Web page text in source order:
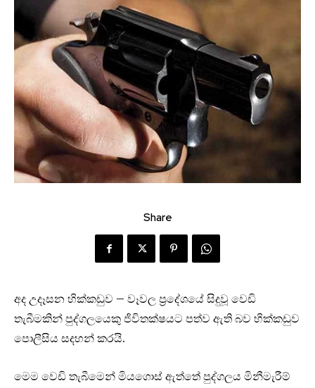
Share
අද උදෑසන හික්කඩුව – වෑවල ප්‍රදේශයේ සිදුවූ වෙඩි
තැබීමකින් පුද්ගලයෙකු ජිවිතක්ෂයට පත්ව ඇති බව හික්කඩුව
පොලීසිය සදහන් කරයි.
ම‌ෙ‌ම වෙඩි තැබීමෙන් මියගොස් ඇත්තේ පුද්ගලය මිනීමැරීම්